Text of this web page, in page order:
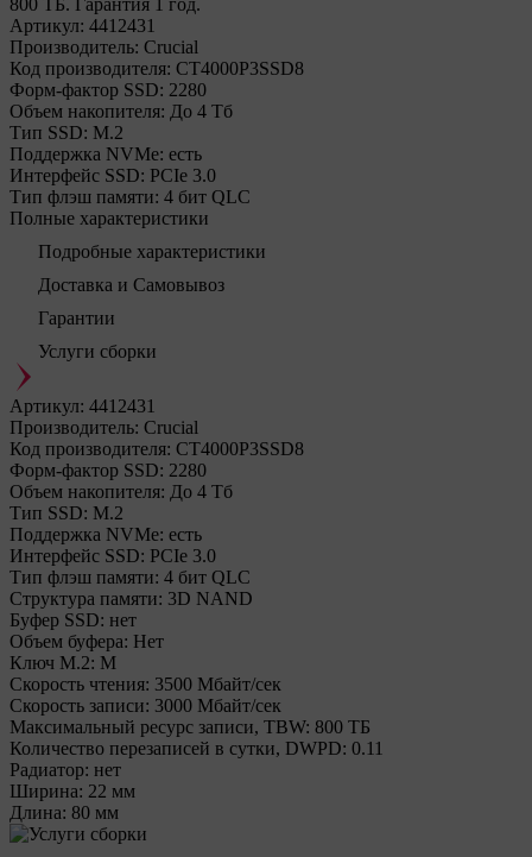
800 ТБ. Гарантия 1 год.
Артикул: 4412431
Производитель: Crucial
Код производителя: CT4000P3SSD8
Форм-фактор SSD: 2280
Объем накопителя: До 4 Тб
Тип SSD: М.2
Поддержка NVMe: есть
Интерфейс SSD: PCIe 3.0
Тип флэш памяти: 4 бит QLC
Полные характеристики
Подробные характеристики
Доставка и Самовывоз
Гарантии
Услуги сборки
Артикул: 4412431
Производитель: Crucial
Код производителя: CT4000P3SSD8
Форм-фактор SSD: 2280
Объем накопителя: До 4 Тб
Тип SSD: М.2
Поддержка NVMe: есть
Интерфейс SSD: PCIe 3.0
Тип флэш памяти: 4 бит QLC
Структура памяти: 3D NAND
Буфер SSD: нет
Объем буфера: Нет
Ключ M.2: M
Cкорость чтения: 3500 Мбайт/сек
Cкорость записи: 3000 Мбайт/сек
Максимальный ресурс записи, TBW: 800 ТБ
Количество перезаписей в сутки, DWPD: 0.11
Радиатор: нет
Ширина: 22 мм
Длина: 80 мм